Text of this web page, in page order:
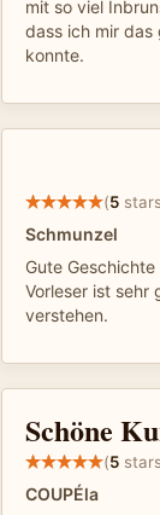
mit so viel
dass ich mir das
konnte.
(5
Schmunzel
Gute
Vorleser ist sehr
verstehen.
Schöne
(5
COUPÉla